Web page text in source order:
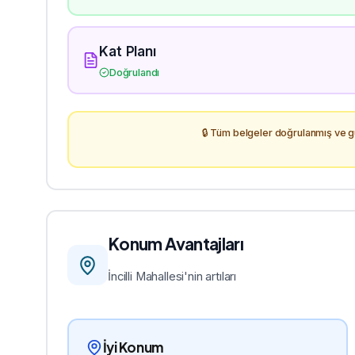
Kat Planı
Doğrulandı
🔒 Tüm belgeler doğrulanmış ve
Konum Avantajları
İncilli Mahallesi'nin artıları
İyi Konum